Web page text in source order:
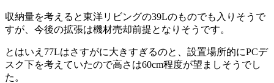
収納量を考えると東洋リビングの39Lのものでも入りそうで
すが、今後の拡張は機材売却前提となりそうです。
とはいえ77Lはさすがに大きすぎるのと、設置場所的にPCデ
スク下を考えていたので高さは60cm程度が望ましそうでし
た。